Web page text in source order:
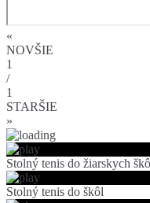
«
NOVŠIE
1
/
1
STARŠIE
»
Stolný tenis do žiarskych
Stolný tenis do škôl